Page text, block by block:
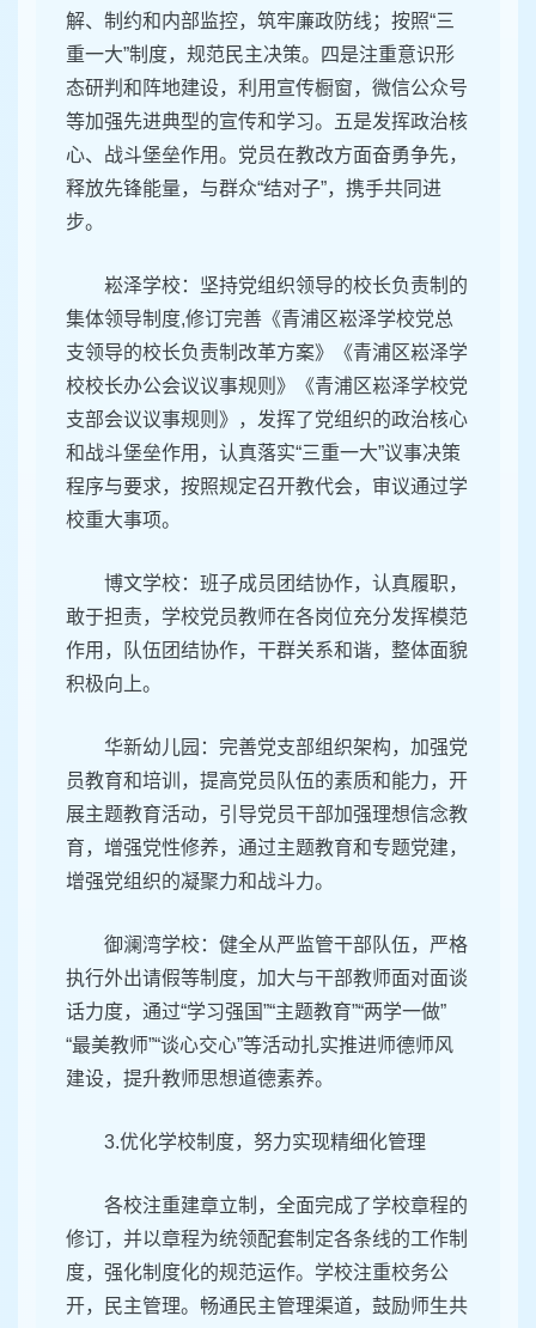
解、制约和内部监控，筑牢廉政防线；按照“三
重一大”制度，规范民主决策。四是注重意识形
态研判和阵地建设，利用宣传橱窗，微信公众号
等加强先进典型的宣传和学习。五是发挥政治核
心、战斗堡垒作用。党员在教改方面奋勇争先，
释放先锋能量，与群众“结对子”，携手共同进
步。
崧泽学校：坚持党组织领导的校长负责制的
集体领导制度,修订完善《青浦区崧泽学校党总
支领导的校长负责制改革方案》《青浦区崧泽学
校校长办公会议议事规则》《青浦区崧泽学校党
支部会议议事规则》，发挥了党组织的政治核心
和战斗堡垒作用，认真落实“三重一大”议事决策
程序与要求，按照规定召开教代会，审议通过学
校重大事项。
博文学校：班子成员团结协作，认真履职，
敢于担责，学校党员教师在各岗位充分发挥模范
作用，队伍团结协作，干群关系和谐，整体面貌
积极向上。
华新幼儿园：完善党支部组织架构，加强党
员教育和培训，提高党员队伍的素质和能力，开
展主题教育活动，引导党员干部加强理想信念教
育，增强党性修养，通过主题教育和专题党建，
增强党组织的凝聚力和战斗力。
御澜湾学校：健全从严监管干部队伍，严格
执行外出请假等制度，加大与干部教师面对面谈
话力度，通过“学习强国”“主题教育”“两学一做”
“最美教师”“谈心交心”等活动扎实推进师德师风
建设，提升教师思想道德素养。
3.优化学校制度，努力实现精细化管理
各校注重建章立制，全面完成了学校章程的
修订，并以章程为统领配套制定各条线的工作制
度，强化制度化的规范运作。学校注重校务公
开，民主管理。畅通民主管理渠道，鼓励师生共